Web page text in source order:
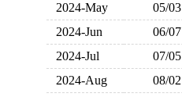
2024-May
05/03
2024-Jun
06/07
2024-Jul
07/05
2024-Aug
08/02